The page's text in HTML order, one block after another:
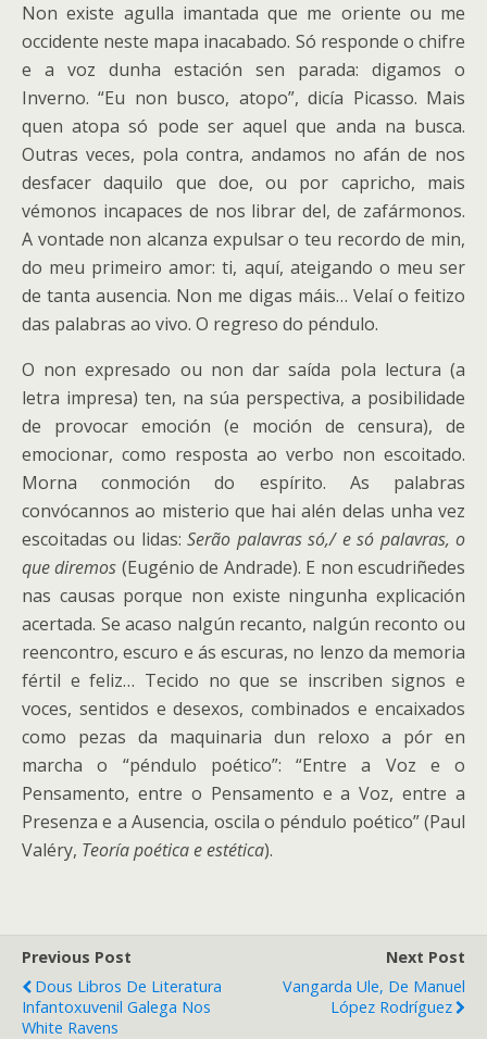
Non existe agulla imantada que me oriente ou me
occidente neste mapa inacabado. Só responde o chifre
e a voz dunha estación sen parada: digamos o
Inverno. “Eu non busco, atopo”, dicía Picasso. Mais
quen atopa só pode ser aquel que anda na busca.
Outras veces, pola contra, andamos no afán de nos
desfacer daquilo que doe, ou por capricho, mais
vémonos incapaces de nos librar del, de zafármonos.
A vontade non alcanza expulsar o teu recordo de min,
do meu primeiro amor: ti, aquí, ateigando o meu ser
de tanta ausencia. Non me digas máis… Velaí o feitizo
das palabras ao vivo. O regreso do péndulo.
O non expresado ou non dar saída pola lectura (a
letra impresa) ten, na súa perspectiva, a posibilidade
de provocar emoción (e moción de censura), de
emocionar, como resposta ao verbo non escoitado.
Morna conmoción do espírito. As palabras
convócannos ao misterio que hai alén delas unha vez
escoitadas ou lidas:Serão palavras só,/ e só palavras, o
que diremos (Eugénio de Andrade). E non escudriñedes
nas causas porque non existe ningunha explicación
acertada. Se acaso nalgún recanto, nalgún reconto ou
reencontro, escuro e ás escuras, no lenzo da memoria
fértil e feliz… Tecido no que se inscriben signos e
voces, sentidos e desexos, combinados e encaixados
como pezas da maquinaria dun reloxo a pór en
marcha o “péndulo poético”: “Entre a Voz e o
Pensamento, entre o Pensamento e a Voz, entre a
Presenza e a Ausencia, oscila o péndulo poético” (Paul
Valéry, Teoría poética e estética).
Previous Post
Dous Libros De Literatura
Infantoxuvenil Galega Nos
White Ravens
Next Post
Vangarda Ule, De Manuel
López Rodríguez